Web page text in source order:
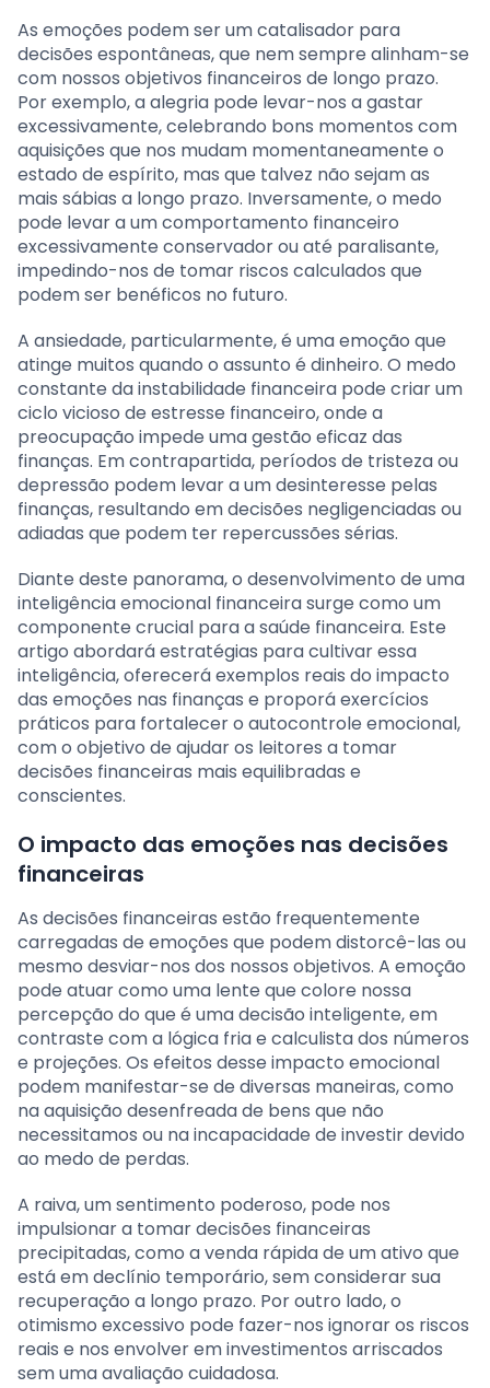
As emoções podem ser um catalisador para
decisões espontâneas, que nem sempre alinham-se
com nossos objetivos financeiros de longo prazo.
Por exemplo, a alegria pode levar-nos a gastar
excessivamente, celebrando bons momentos com
aquisições que nos mudam momentaneamente o
estado de espírito, mas que talvez não sejam as
mais sábias a longo prazo. Inversamente, o medo
pode levar a um comportamento financeiro
excessivamente conservador ou até paralisante,
impedindo-nos de tomar riscos calculados que
podem ser benéficos no futuro.
A ansiedade, particularmente, é uma emoção que
atinge muitos quando o assunto é dinheiro. O medo
constante da instabilidade financeira pode criar um
ciclo vicioso de estresse financeiro, onde a
preocupação impede uma gestão eficaz das
finanças. Em contrapartida, períodos de tristeza ou
depressão podem levar a um desinteresse pelas
finanças, resultando em decisões negligenciadas ou
adiadas que podem ter repercussões sérias.
Diante deste panorama, o desenvolvimento de uma
inteligência emocional financeira surge como um
componente crucial para a saúde financeira. Este
artigo abordará estratégias para cultivar essa
inteligência, oferecerá exemplos reais do impacto
das emoções nas finanças e proporá exercícios
práticos para fortalecer o autocontrole emocional,
com o objetivo de ajudar os leitores a tomar
decisões financeiras mais equilibradas e
conscientes.
O impacto das emoções nas decisões
financeiras
As decisões financeiras estão frequentemente
carregadas de emoções que podem distorcê-las ou
mesmo desviar-nos dos nossos objetivos. A emoção
pode atuar como uma lente que colore nossa
percepção do que é uma decisão inteligente, em
contraste com a lógica fria e calculista dos números
e projeções. Os efeitos desse impacto emocional
podem manifestar-se de diversas maneiras, como
na aquisição desenfreada de bens que não
necessitamos ou na incapacidade de investir devido
ao medo de perdas.
A raiva, um sentimento poderoso, pode nos
impulsionar a tomar decisões financeiras
precipitadas, como a venda rápida de um ativo que
está em declínio temporário, sem considerar sua
recuperação a longo prazo. Por outro lado, o
otimismo excessivo pode fazer-nos ignorar os riscos
reais e nos envolver em investimentos arriscados
sem uma avaliação cuidadosa.